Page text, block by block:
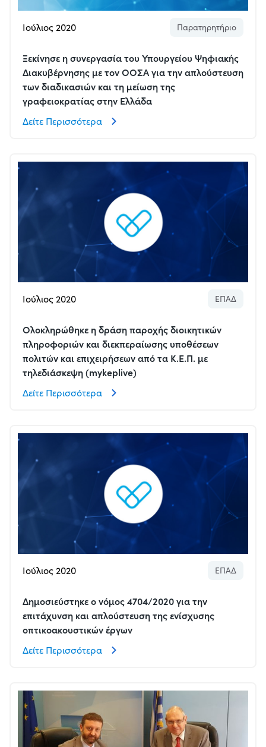
Ιούλιος 2020 Παρατηρητήριο
Ξεκίνησε η συνεργασία του Υπουργείου Ψηφιακής
Διακυβέρνησης με τον ΟΟΣΑ για την απλούστευση
των διαδικασιών και τη μείωση της
γραφειοκρατίας στην Ελλάδα
Δείτε Περισσότερα
Ιούλιος 2020 ΕΠΑΔ
Ολοκληρώθηκε η δράση παροχής διοικητικών
πληροφοριών και διεκπεραίωσης υποθέσεων
πολιτών και επιχειρήσεων από τα Κ.Ε.Π. με
τηλεδιάσκεψη (mykeplive)
Δείτε Περισσότερα
Ιούλιος 2020 ΕΠΑΔ
Δημοσιεύστηκε ο νόμος 4704/2020 για την
επιτάχυνση και απλούστευση της ενίσχυσης
οπτικοακουστικών έργων
Δείτε Περισσότερα